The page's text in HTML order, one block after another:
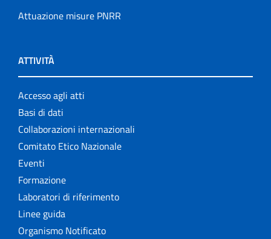
Attuazione misure PNRR
ATTIVITÀ
Accesso agli atti
Basi di dati
Collaborazioni internazionali
Comitato Etico Nazionale
Eventi
Formazione
Laboratori di riferimento
Linee guida
Organismo Notificato